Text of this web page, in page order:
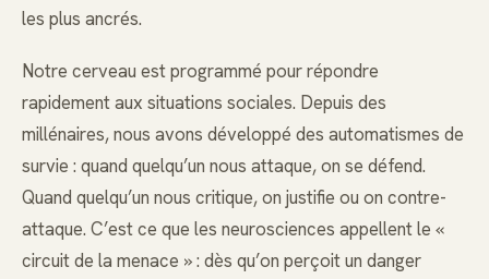
les plus ancrés.
Notre cerveau est programmé pour répondre
rapidement aux situations sociales. Depuis des
millénaires, nous avons développé des automatismes de
survie : quand quelqu’un nous attaque, on se défend.
Quand quelqu’un nous critique, on justifie ou on contre-
attaque. C’est ce que les neurosciences appellent le «
circuit de la menace » : dès qu’on perçoit un danger